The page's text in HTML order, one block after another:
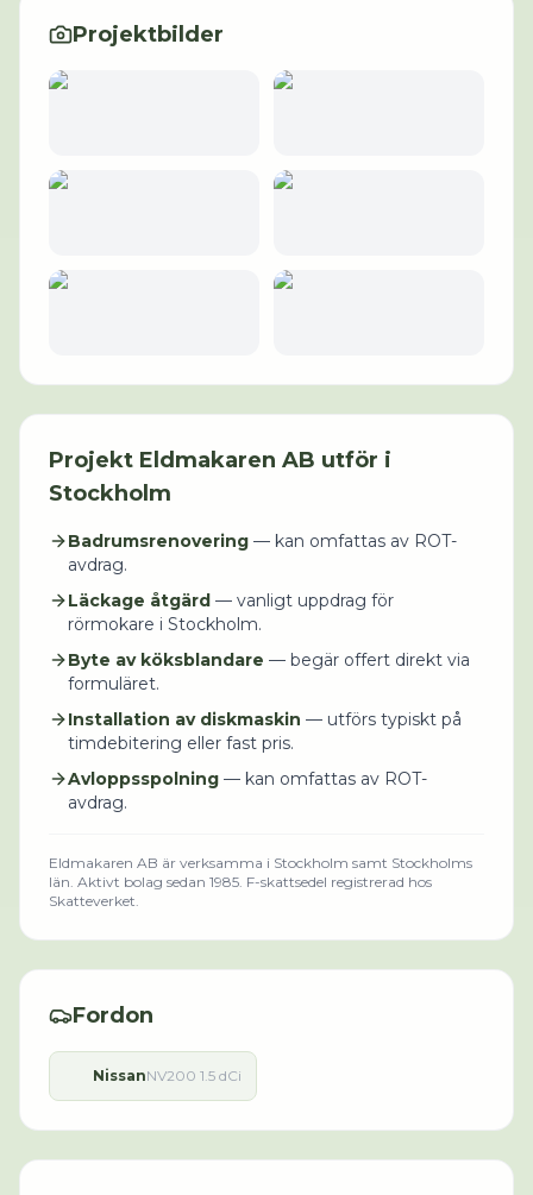
Projektbilder
Projekt Eldmakaren AB utför i
Stockholm
Badrumsrenovering — kan omfattas av ROT-
avdrag.
Läckage åtgärd — vanligt uppdrag för
rörmokare i Stockholm.
Byte av köksblandare — begär offert direkt via
formuläret.
Installation av diskmaskin — utförs typiskt på
timdebitering eller fast pris.
Avloppsspolning — kan omfattas av ROT-
avdrag.
Eldmakaren AB är verksamma i Stockholm samt Stockholms
län. Aktivt bolag sedan 1985. F-skattsedel registrerad hos
Skatteverket.
Fordon
NissanNV200 1.5 dCi